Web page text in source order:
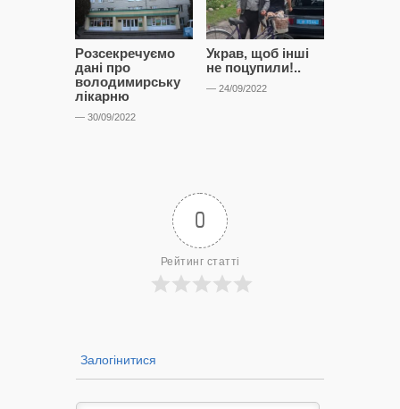
Розсекречуємо
дані про
володимирську
лікарню
— 30/09/2022
Украв, щоб інші
не поцупили!..
— 24/09/2022
0
Рейтинг статті
Залогінитися